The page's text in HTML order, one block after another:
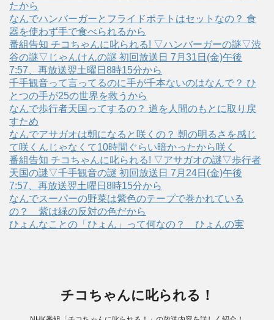
たから
なんでハンバーガーとフライドポテトはセットなの？ 食
器を使わず手で食べられるから
番組告知 チコちゃんに叱られる! ▽ハンバーガーの謎▽渋
谷の謎▽じゃんけんの謎 初回放送日 7月31日(金)午後
7:57、再放送翌土曜日8時15分から
千手観音って言ってるのに手が千本ないのはなんで？ ひ
とつの手が25の世界を救うから
なんで歩行者天国ってするの？ 道を人間のもとに取り戻
すため
なんでアサガオは朝になると咲くの？ 朝の明るさを感じ
て咲くんじゃなくて10時間ぐらい暗かったから咲く
番組告知 チコちゃんに叱られる! ▽アサガオの謎▽歩行者
天国の謎▽千手観音の謎 初回放送日 7月24日(金)午後
7:57、再放送翌土曜日8時15分から
なんでスーパーの野菜は紫色のテープで巻かれている
の？ 紫は緑の反対の色だから
ひょんなことの「ひょん」って何なの？ ひょんの実
チコちゃんに叱られる！